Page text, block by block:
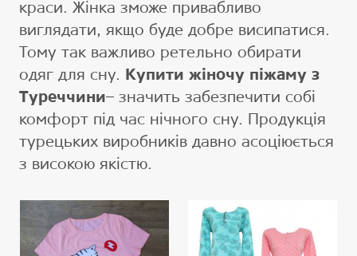
краси. Жінка зможе привабливо
виглядати, якщо буде добре висипатися.
Тому так важливо ретельно обирати
одяг для сну.
Купити жіночу піжаму з
Туреччини– значить забезпечити собі
комфорт під час нічного сну. Продукція
турецьких виробників давно асоціюється
з високою якістю.